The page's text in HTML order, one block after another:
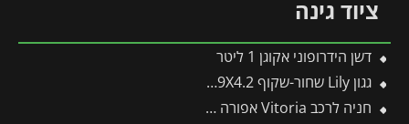
ציוד גינה
דשן הידרופוני אקוגן 1 ליטר
גגון Lily שחור-שקוף 0.9X4.2 בעיצוב רטרו מבית פלרם – Canopia
חניה לרכב Vitoria אפורה 2.9X5 מבית פלרם – Canopia